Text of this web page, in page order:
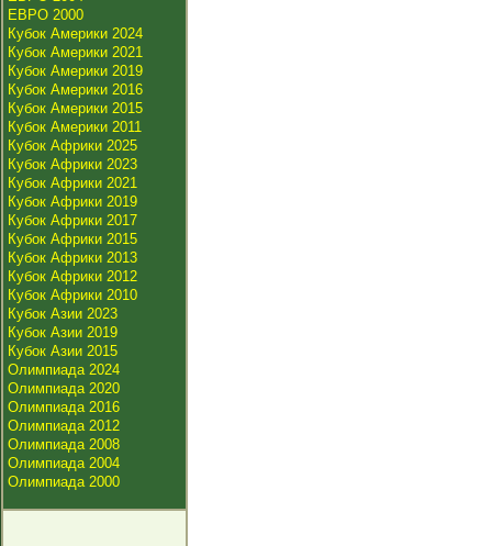
ЕВРО 2000
Кубок Америки 2024
Кубок Америки 2021
Кубок Америки 2019
Кубок Америки 2016
Кубок Америки 2015
Кубок Америки 2011
Кубок Африки 2025
Кубок Африки 2023
Кубок Африки 2021
Кубок Африки 2019
Кубок Африки 2017
Кубок Африки 2015
Кубок Африки 2013
Кубок Африки 2012
Кубок Африки 2010
Кубок Азии 2023
Кубок Азии 2019
Кубок Азии 2015
Олимпиада 2024
Олимпиада 2020
Олимпиада 2016
Олимпиада 2012
Олимпиада 2008
Олимпиада 2004
Олимпиада 2000